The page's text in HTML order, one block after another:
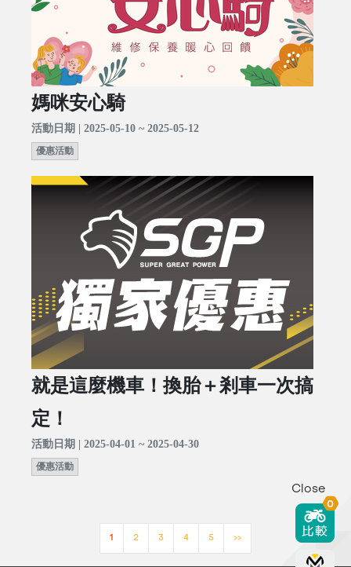
媽咪安心騎
活動日期 | 2025-05-10 ~ 2025-05-12
優惠活動
就是這麼機車！換胎＋剎車一次搞
定！
活動日期 | 2025-04-01 ~ 2025-04-30
優惠活動
1 2 3 4 5 >>
Close
0